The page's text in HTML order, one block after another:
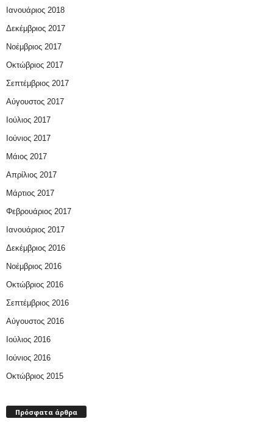
Ιανουάριος 2018
Δεκέμβριος 2017
Νοέμβριος 2017
Οκτώβριος 2017
Σεπτέμβριος 2017
Αύγουστος 2017
Ιούλιος 2017
Ιούνιος 2017
Μάιος 2017
Απρίλιος 2017
Μάρτιος 2017
Φεβρουάριος 2017
Ιανουάριος 2017
Δεκέμβριος 2016
Νοέμβριος 2016
Οκτώβριος 2016
Σεπτέμβριος 2016
Αύγουστος 2016
Ιούλιος 2016
Ιούνιος 2016
Οκτώβριος 2015
Πρόσφατα άρθρα